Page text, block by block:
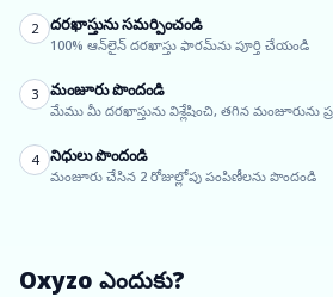
2 దరఖాస్తును సమర్పించండి
100% ఆన్‌లైన్ దరఖాస్తు ఫారమ్‌ను పూర్తి చేయండి
3 మంజూరు పొందండి
మేము మీ దరఖాస్తును విశ్లేషించి, తగిన మంజూరును
4 నిధులు పొందండి
మంజూరు చేసిన 2 రోజుల్లోపు పంపిణీలను పొందండి
Oxyzo ఎందుకు?